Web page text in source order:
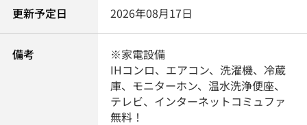
更新予定日 2026年08月17日
備考
※家電設備
IHコンロ、エアコン、洗濯機、冷蔵
庫、モニターホン、温水洗浄便座、
テレビ、インターネットコミュファ
無料！